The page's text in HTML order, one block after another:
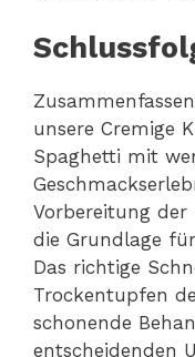
unsere Cremige
Spaghetti mit
Vorbereitung
die Grundlage
Das richtige
Trockentupfen
schonende
entscheidenden